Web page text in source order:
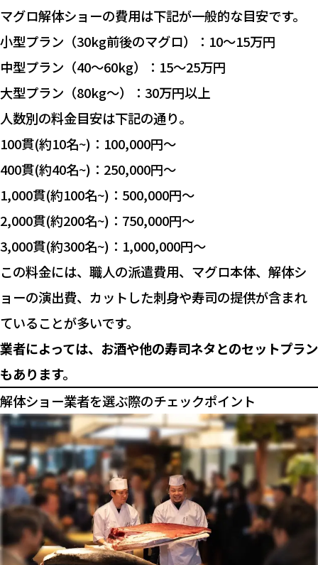
マグロ解体ショーの費用は下記が一般的な目安です。
小型プラン（30kg前後のマグロ）：10〜15万円
中型プラン（40〜60kg）：15〜25万円
大型プラン（80kg〜）：30万円以上
人数別の料金目安は下記の通り。
100貫(約10名~)：100,000円〜
400貫(約40名~)：250,000円〜
1,000貫(約100名~)：500,000円〜
2,000貫(約200名~)：750,000円〜
3,000貫(約300名~)：1,000,000円〜
この料金には、職人の派遣費用、マグロ本体、解体シ
ョーの演出費、カットした刺身や寿司の提供が含まれ
ていることが多いです。
業者によっては、お酒や他の寿司ネタとのセットプラン
もあります。
解体ショー業者を選ぶ際のチェックポイント